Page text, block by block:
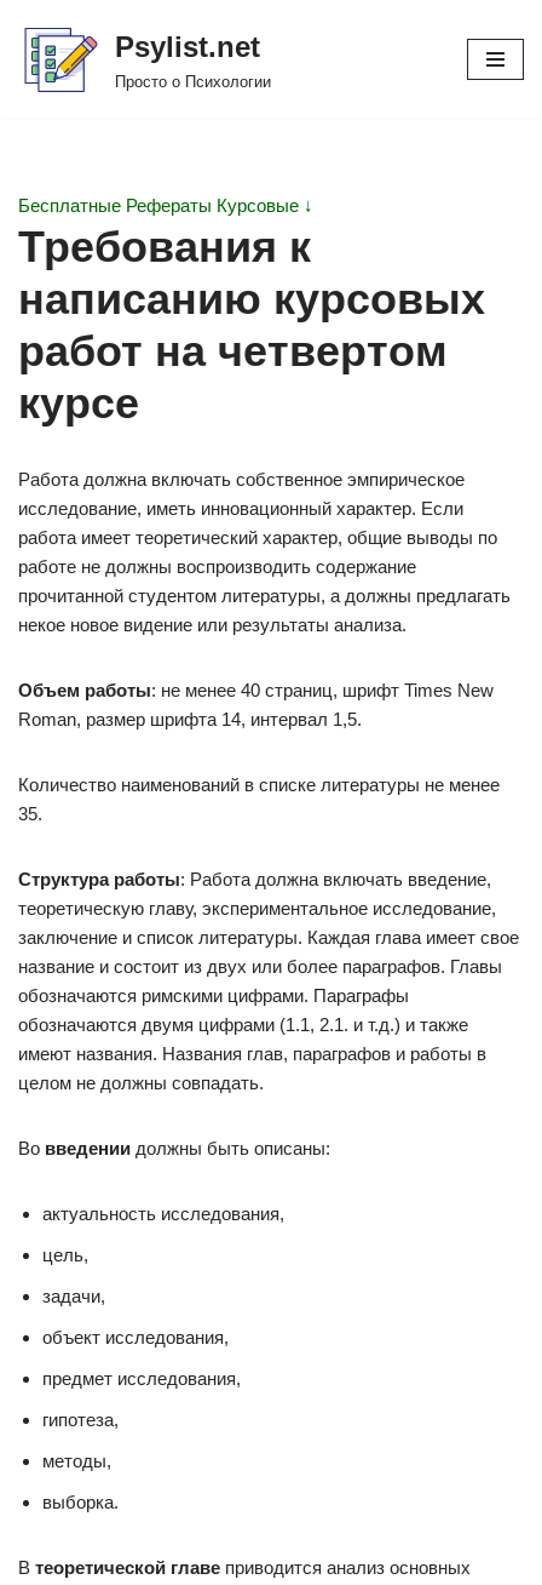
Перейти
Psylist.net
Просто о Психологии
Бесплатные Рефераты Курсовые ↓
Требования к
написанию курсовых
работ на четвертом
курсе
Работа должна включать собственное эмпирическое
исследование, иметь инновационный характер. Если
работа имеет теоретический характер, общие выводы по
работе не должны воспроизводить содержание
прочитанной студентом литературы, а должны предлагать
некое новое видение или результаты анализа.
Объем работы: не менее 40 страниц, шрифт Times New
Roman, размер шрифта 14, интервал 1,5.
Количество наименований в списке литературы не менее
35.
Структура работы: Работа должна включать введение,
теоретическую главу, экспериментальное исследование,
заключение и список литературы. Каждая глава имеет свое
название и состоит из двух или более параграфов. Главы
обозначаются римскими цифрами. Параграфы
обозначаются двумя цифрами (1.1, 2.1. и т.д.) и также
имеют названия. Названия глав, параграфов и работы в
целом не должны совпадать.
Во введении должны быть описаны:
актуальность исследования,
цель,
задачи,
объект исследования,
предмет исследования,
гипотеза,
методы,
выборка.
В теоретической главе приводится анализ основных